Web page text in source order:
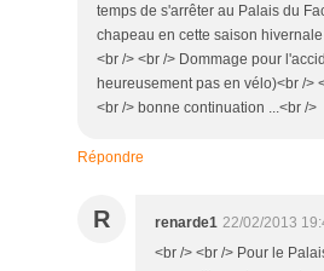
temps de s'arrêter au Palais du
chapeau en cette saison
<br /> <br /> Dommage pour
heureusement pas en vélo)<br />
<br /> bonne continuation ...<br />
Répondre
R renarde1 22/02/2013
<br /> <br /> Pour le